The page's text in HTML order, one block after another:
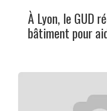
À Lyon, le GUD
bâtiment pour